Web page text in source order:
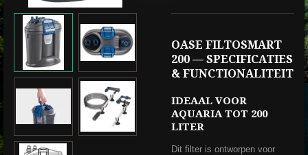
OASE FILTOSMART
200 — SPECIFICATIES
& FUNCTIONALITEIT
IDEAAL VOOR
AQUARIA TOT 200
LITER
Dit filter is ontworpen voor